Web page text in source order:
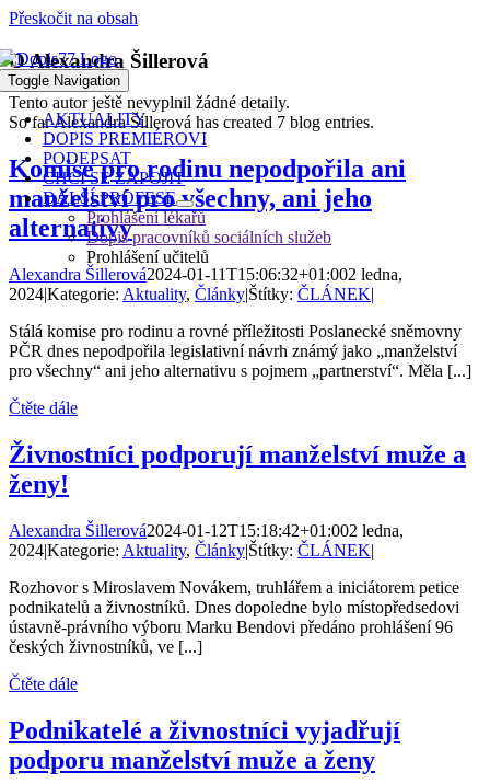
Přeskočit na obsah
Toggle Navigation
AKTUALITY
DOPIS PREMIÉROVI
PODEPSAT
CHCI SE ZAPOJIT
DALŠÍ PROFESE
Prohlášení lékařů
Dopis pracovníků sociálních služeb
Prohlášení učitelů
OAlexandra Šillerová
Tento autor ještě nevyplnil žádné detaily.
So far Alexandra Šillerová has created 7 blog entries.
Komise pro rodinu nepodpořila ani
manželství pro všechny, ani jeho
alternativy
Alexandra Šillerová2024-01-11T15:06:32+01:002 ledna,
2024|Kategorie: Aktuality, Články|Štítky: ČLÁNEK|
Stálá komise pro rodinu a rovné příležitosti Poslanecké sněmovny
PČR dnes nepodpořila legislativní návrh známý jako „manželství
pro všechny“ ani jeho alternativu s pojmem „partnerství“. Měla [...]
Čtěte dále
Živnostníci podporují manželství muže a
ženy!
Alexandra Šillerová2024-01-12T15:18:42+01:002 ledna,
2024|Kategorie: Aktuality, Články|Štítky: ČLÁNEK|
Rozhovor s Miroslavem Novákem, truhlářem a iniciátorem petice
podnikatelů a živnostníků. Dnes dopoledne bylo místopředsedovi
ústavně-právního výboru Marku Bendovi předáno prohlášení 96
českých živnostníků, ve [...]
Čtěte dále
Podnikatelé a živnostníci vyjadřují
podporu manželství muže a ženy